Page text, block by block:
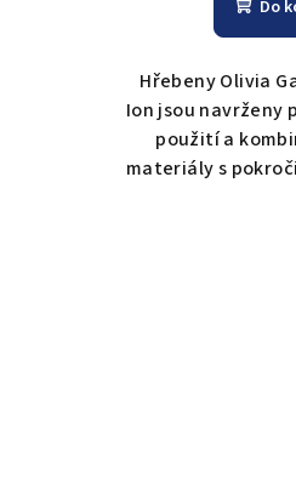
Do
Hřebeny Olivia
Ion jsou navrženy
použití a
materiály s